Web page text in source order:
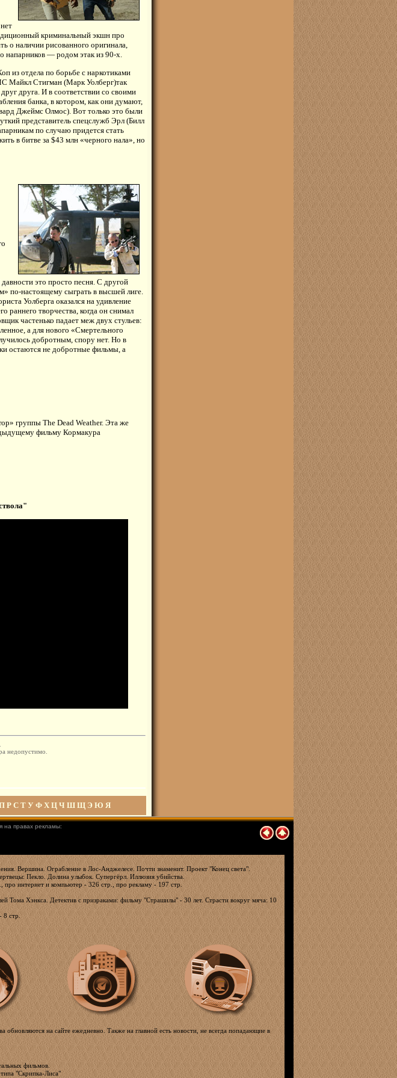
криминальный экшн про
о наличии рисованного оригинала,
напарников — родом этак из 90-х.
из отдела по борьбе с наркотиками
Майкл Стигман (Марк Уолберг)так
друга. И в соответствии со своими
банка, в котором, как они думают,
Джеймс Олмос). Вот только это были
представитель спецслужб Эрл (Билл
по случаю придется стать
в битве за $43 млн «черного нала», но
это просто песня. С другой
по-настоящему сыграть в высшей лиге.
Уолберга оказался на удивление
раннего творчества, когда он снимал
частенько падает меж двух стульев:
а для нового «Смертельного
добротным, спору нет. Но в
остаются не добротные фильмы, а
группы The Dead Weather. Эта же
фильму Кормакура
недопустимо.
Р С Т У Ф Х Ц Ч Ш Щ Э Ю Я
на правах рекламы:
Вершина. Ограбление в Лос-Анджелесе. Почти знаменит. Проект "Конец света".
Пекло. Долина улыбок. Супергёрл. Иллюзия убийства.
интернет и компьютер - 326 стр., про рекламу - 197 стр.
Тома Хэнкса. Детектив с призраками: фильму "Страшилы" - 30 лет. Страсти вокруг мяча: 10
8 стр.
обновляются на сайте ежедневно. Также на главной есть новости, не всегда попадающие в
фильмов.
"Скрипка-Лиса"